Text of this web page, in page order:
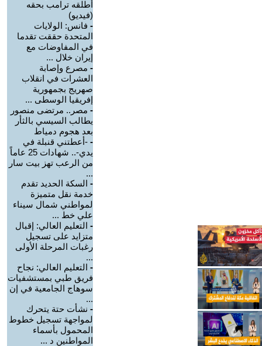
أطلقه ترامب بحقه
(فيديو)
- فانس: الولايات
المتحدة حققت تقدما
في المفاوضات مع
إيران خلال ...
- مصرع وإصابة
العشرات في انقلاب
صهريج بجمهورية
إفريقيا الوسطى ...
- مصر.. مرتضى منصور
يطالب السيسي بالثأر
بعد هجوم دمياط
- -أعطتني قنبلة في
يدي-.. شهادات 25 عاماً
من الرعب تهز بيت سار
...
- السكة الحديد تقدم
خدمة نقل متميزة
لمواطني شمال سيناء
علي خط ...
- التعليم العالي: إقبال
متزايد على تسجيل
رغبات المرحلة الأولى
...
- التعليم العالي: نجاح
فريق طبي بمستشفيات
سوهاج الجامعية في إن
...
- نشأت حتة يتحرك
لمواجهة تسجيل خطوط
المحمول بأسماء
المواطنين د ...